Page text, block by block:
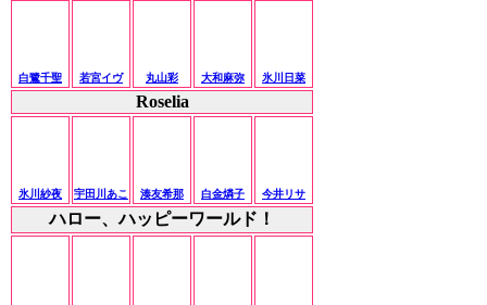
白鷺千聖 若宮イヴ 丸山彩 大和麻弥 氷川日菜
Roselia
氷川紗夜 宇田川あこ 湊友希那 白金燐子 今井リサ
ハロー、ハッピーワールド！